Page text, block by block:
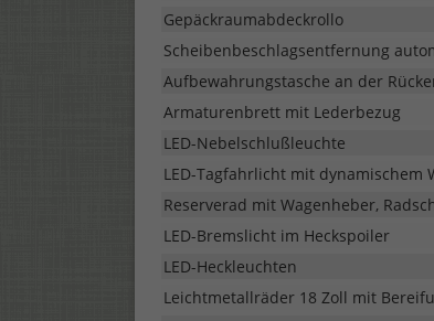
Gepäckraumabdeckrollo
Scheibenbeschlagsentfernung
Aufbewahrungstasche an der
Armaturenbrett mit Lederbezug
LED-Nebelschlußleuchte
LED-Tagfahrlicht mit dynamischem
Reserverad mit Wagenheber,
LED-Bremslicht im Heckspoiler
LED-Heckleuchten
Leichtmetallräder 18 Zoll mit